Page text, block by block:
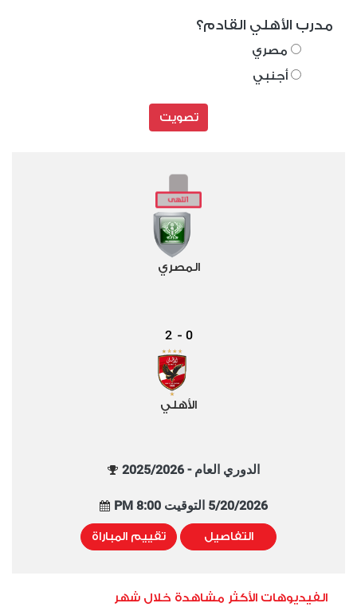
مدرب الأهلي القادم؟
مصري
أجنبي
تصويت
المصري
0
-
2
الأهلي
الدوري العام - 2025/2026
5/20/2026 التوقيت 8:00 PM
التفاصيل تقييم المباراة
الفيديوهات الأكثر مشاهدة خلال شهر